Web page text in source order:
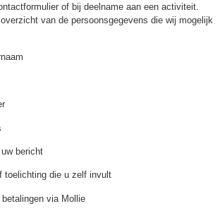
of bij deelname aan een activiteit.
van de persoonsgegevens die wij mogelijk
bericht
toelichting die u zelf invult
via Mollie